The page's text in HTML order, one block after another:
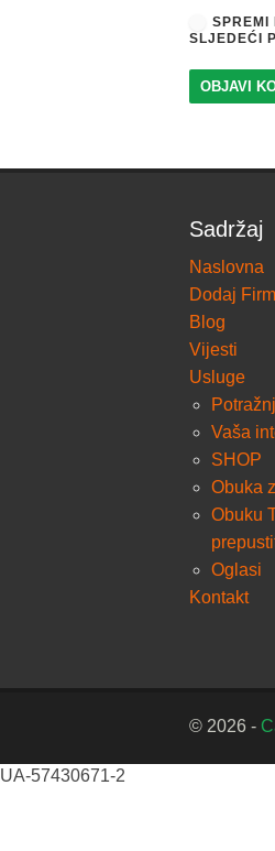
SPREMI
SLJEDEĆI
Sadržaj
Naslovna
Dodaj
Blog
Vijesti
Usluge
Vaša
SHOP
Obuka
Obuku
Oglasi
Kontakt
© 2026 -
UA-57430671-2